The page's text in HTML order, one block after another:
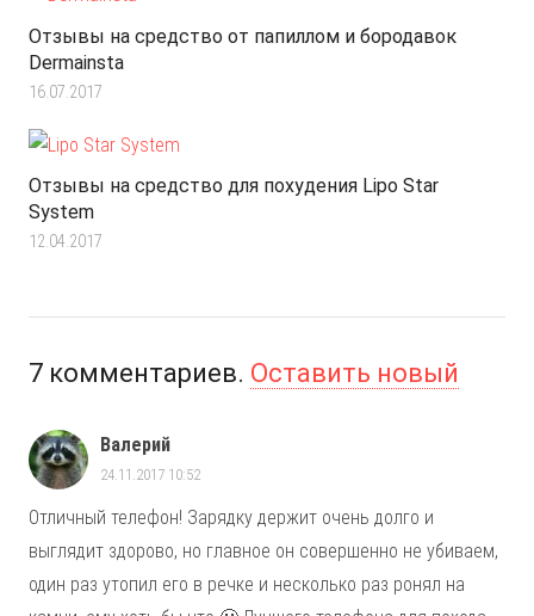
Отзывы на средство от папиллом и бородавок
Dermainsta
16.07.2017
Отзывы на средство для похудения Lipo Star
System
12.04.2017
7 комментариев. Оставить новый
Валерий
24.11.2017 10:52
Отличный телефон! Зарядку держит очень долго и
выглядит здорово, но главное он совершенно не убиваем,
один раз утопил его в речке и несколько раз ронял на